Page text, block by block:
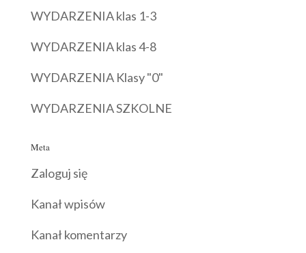
WYDARZENIA klas 1-3
WYDARZENIA klas 4-8
WYDARZENIA Klasy "0"
WYDARZENIA SZKOLNE
Meta
Zaloguj się
Kanał wpisów
Kanał komentarzy